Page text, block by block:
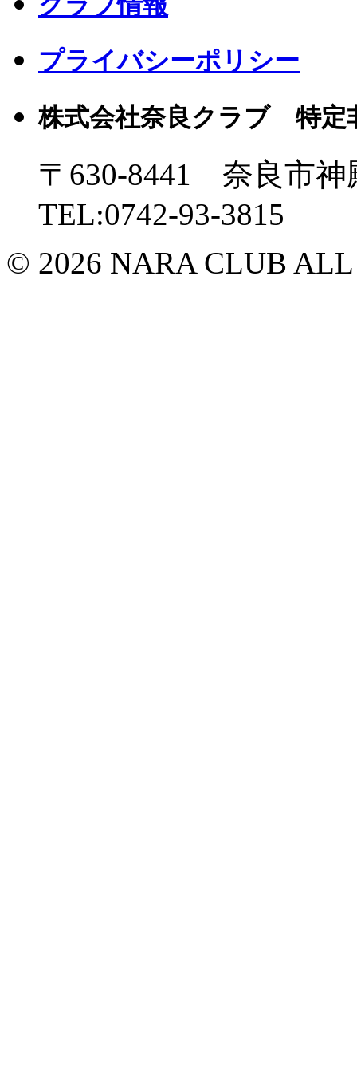
プライバシーポリシー
株式会社奈良クラブ 特定
〒630-8441 奈良市
TEL:0742-93-3815
© 2026 NARA CLUB ALL